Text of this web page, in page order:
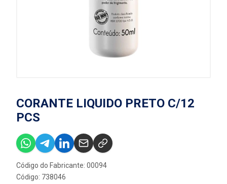
CORANTE LIQUIDO PRETO C/12
PCS
Código do Fabricante: 00094
Código: 738046